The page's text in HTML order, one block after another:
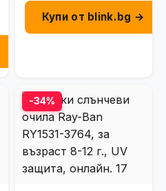
Купи от blink.bg →
-34%